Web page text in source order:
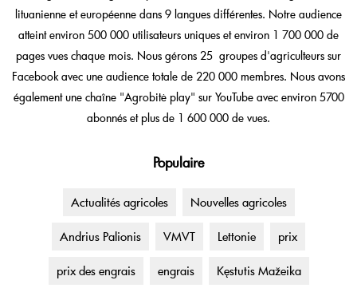
lituanienne et européenne dans 9 langues différentes. Notre audience
atteint environ 500 000 utilisateurs uniques et environ 1 700 000 de
pages vues chaque mois. Nous gérons 25 groupes d'agriculteurs sur
Facebook avec une audience totale de 220 000 membres. Nous avons
également une chaîne "Agrobitė play" sur YouTube avec environ 5700
abonnés et plus de 1 600 000 de vues.
Populaire
Actualités agricoles Nouvelles agricoles
Andrius Palionis VMVT Lettonie prix
prix des engrais engrais Kęstutis Mažeika